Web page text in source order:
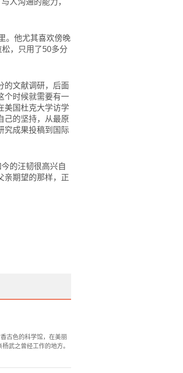
人沟通的能力，
。他尤其喜欢傍晚
，只用了50多分
的文献调研，后面
个时候就需要有一
美国杜克大学访学
己的坚持，从最原
究成果投稿到国际
的汪韧很高兴自
亲期望的那样，正
古色的科学馆，在美丽
武之曾经工作的地方。